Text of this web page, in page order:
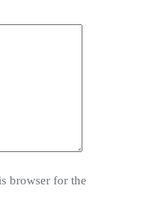
browser for the